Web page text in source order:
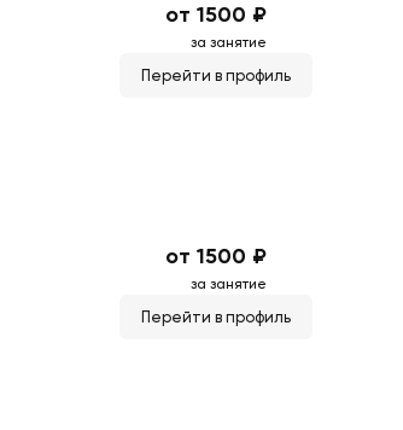
от 1500 ₽
за занятие
Перейти в профиль
от 1500 ₽
за занятие
Перейти в профиль